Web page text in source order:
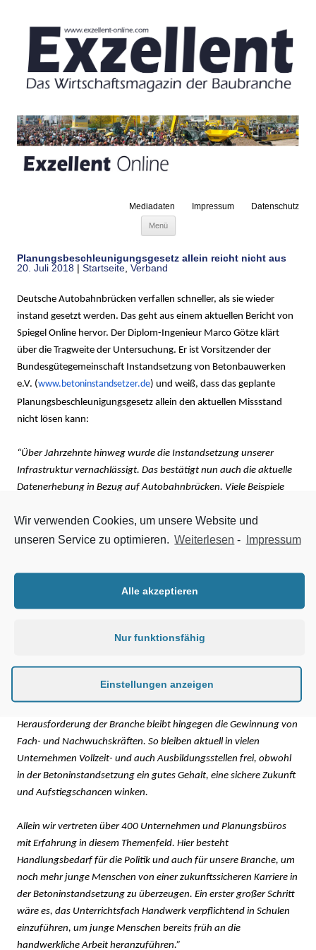
Mediadaten Impressum Datenschutz
Menü
Planungsbeschleunigungsgesetz allein reicht nicht aus
20. Juli 2018 | Startseite Verband
Deutsche Autobahnbrücken verfallen schneller, als sie wieder
instand gesetzt werden. Das geht aus einem aktuellen Bericht von
Spiegel Online hervor. Der Diplom-Ingenieur Marco Götze klärt
über die Tragweite der Untersuchung. Er ist Vorsitzender der
Bundesgütegemeinschaft Instandsetzung von Betonbauwerken
e.V. (www.betoninstandsetzer.de) und weiß, dass das geplante
Planungsbeschleunigungsgesetz allein den aktuellen Missstand
nicht lösen kann:
“Über Jahrzehnte hinweg wurde die Instandsetzung unserer
Infrastruktur vernachlässigt. Das bestätigt nun auch die aktuelle
Datenerhebung in Bezug auf Autobahnbrücken. Viele Beispiele
regelmäßige Überprüfung der Bauwerke und eine zeitnahe
Behebung der Schäden langfristig immer rechnet. Eine
einer Kostenexplosion durch den Abriss und Neubau des
Bauwerkes, den die Steuerzahler ausbaden müssen.
Planungsbeschleunigungsgesetz wird diese Situation jedoch nicht
Projekten zu beschleunigen, doch Aufträge haben die betroffenen
Herausforderung der Branche bleibt hingegen die Gewinnung von
Fach- und Nachwuchskräften. So bleiben aktuell in vielen
Unternehmen Vollzeit- und auch Ausbildungsstellen frei, obwohl
in der Betoninstandsetzung ein gutes Gehalt, eine sichere Zukunft
und Aufstiegschancen winken.
Allein wir vertreten über 400 Unternehmen und Planungsbüros
mit Erfahrung in diesem Themenfeld. Hier besteht
Handlungsbedarf für die Politik und auch für unsere Branche, um
noch mehr junge Menschen von einer zukunftssicheren Karriere in
der Betoninstandsetzung zu überzeugen. Ein erster großer Schritt
wäre es, das Unterrichtsfach Handwerk verpflichtend in Schulen
einzuführen, um junge Menschen bereits früh an die
handwerkliche Arbeit heranzuführen.”
Wir verwenden Cookies, um unsere Website und
unseren Service zu optimieren. Weiterlesen - Impressum
Alle akzeptieren
Nur funktionsfähig
Einstellungen anzeigen